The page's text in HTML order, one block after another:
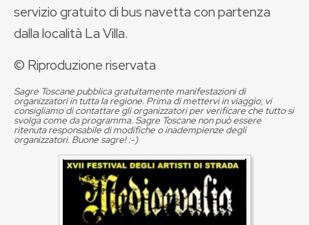
servizio gratuito di bus navetta con partenza
dalla località La Villa.
© Riproduzione riservata
Sagre Toscane pubblica gratuitamente manifestazioni di
organizzatori in tutta la regione. Prima di mettervi in viaggio, vi
consigliamo di contattare gli organizzatori per verificare che tutto si
svolga come da programma. Sagre Toscane non può essere
ritenuta responsabile di modifiche o inadempienze degli
organizzatori. Buone sagre! :-)